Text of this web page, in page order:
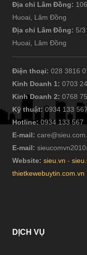
Địa chỉ Lâm Đồng:
Huoai, Lâm Đồng
Địa chỉ Lâm Đồng: 5/
Huoai, Lâm Đồng
Điện thoại: 028 3816
Kinh Doanh 1: 0703
Kinh Doanh 2: 0768
Kỹ thuật: 0934 133 567
Hotline: 0934 133 567
E-mail:
E-mail:
Website: sieu.vn -
thietkewebuytin.com.vn
DỊCH VỤ